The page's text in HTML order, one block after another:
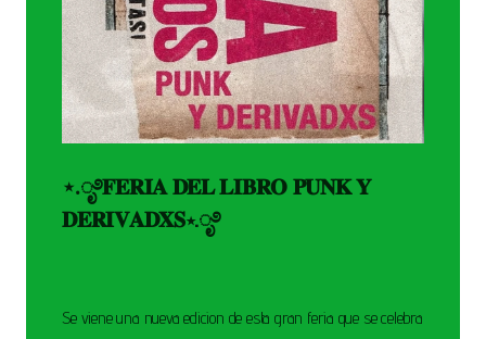
⋆.ೃ࿔𝐅𝐄𝐑𝐈𝐀 𝐃𝐄𝐋 𝐋𝐈𝐁𝐑𝐎 𝐏𝐔𝐍𝐊 𝐘
𝐃𝐄𝐑𝐈𝐕𝐀𝐃𝐗𝐒⋆.ೃ࿔
Se viene una nueva edicion de esta gran feria que se celebra